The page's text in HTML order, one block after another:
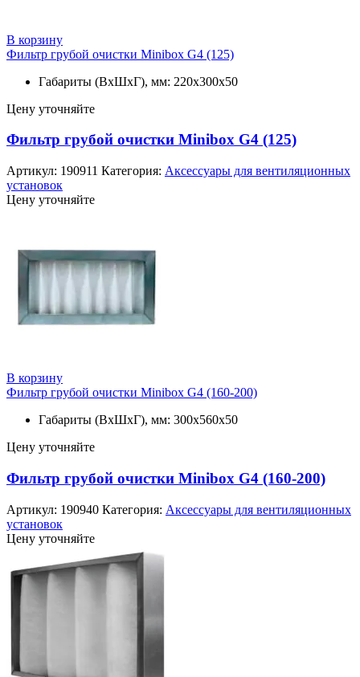
В корзину
Фильтр грубой очистки Minibox G4 (125)
Габариты (ВхШхГ), мм: 220x300x50
Цену уточняйте
Фильтр грубой очистки Minibox G4 (125)
Артикул: 190911 Категория: Аксессуары для вентиляционных
установок
Цену уточняйте
В корзину
Фильтр грубой очистки Minibox G4 (160-200)
Габариты (ВхШхГ), мм: 300x560x50
Цену уточняйте
Фильтр грубой очистки Minibox G4 (160-200)
Артикул: 190940 Категория: Аксессуары для вентиляционных
установок
Цену уточняйте